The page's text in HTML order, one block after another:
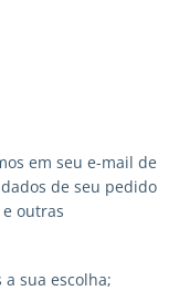
em seu e-mail de
de seu pedido
outras
sua escolha;